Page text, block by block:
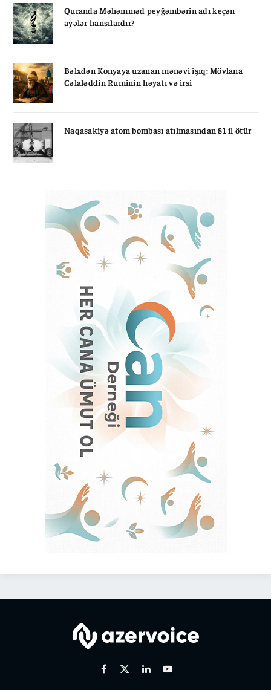
Quranda Məhəmməd peyğəmbərin adı keçən
ayələr hansılardır?
Bəlxdən Konyaya uzanan mənəvi işıq: Mövlana
Cəlaləddin Ruminin həyatı və irsi
Naqasakiyə atom bombası atılmasından 81 il ötür
Facebook
X
LinkedinYoutube